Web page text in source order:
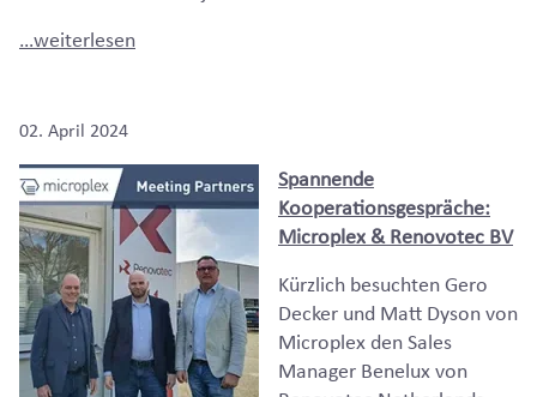
…weiterlesen
02. April 2024
Spannende
Kooperationsgespräche:
Microplex & Renovotec BV
Kürzlich besuchten Gero
Decker und Matt Dyson von
Microplex den Sales
Manager Benelux von